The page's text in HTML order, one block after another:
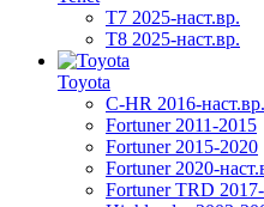
T7 2025-наст.вр.
T8 2025-наст.вр.
Toyota
C-HR 2016-наст.вр.
Fortuner 2011-2015
Fortuner 2015-2020
Fortuner 2020-
Fortuner TRD